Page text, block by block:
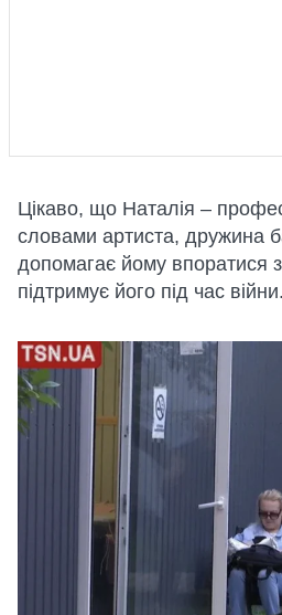
Цікаво, що Наталія –
словами артиста, дружина
допомагає йому впоратися
підтримує його під час війни.